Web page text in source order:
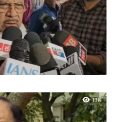
ಬಗೆಹರಿಸಲಿ
ಕುರಿತು ನಿವೃತ್ತ
ಅವರ ವರದಿಯನ್ನು ಸರ್ಕಾರ
1.1K